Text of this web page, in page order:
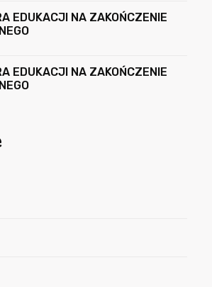
EDUKACJI NA ZAKOŃCZENIE
EDUKACJI NA ZAKOŃCZENIE